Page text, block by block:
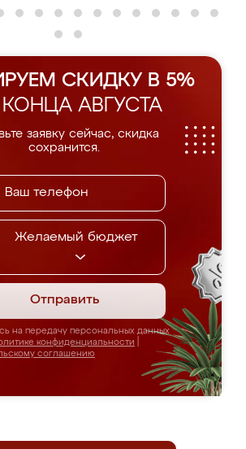
СКИДКУ В 5%
АВГУСТА
заявку сейчас, скидка
сохранится.
Желаемый бюджет
Отправить
на передачу персональных данных
конфиденциальности
соглашению